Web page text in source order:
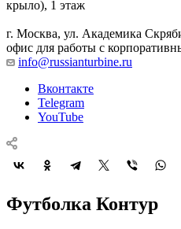
крыло), 1 этаж
г. Москва, ул. Академика
офис для работы с
info@russianturbine.ru
Вконтакте
Telegram
YouTube
Футболка Контур